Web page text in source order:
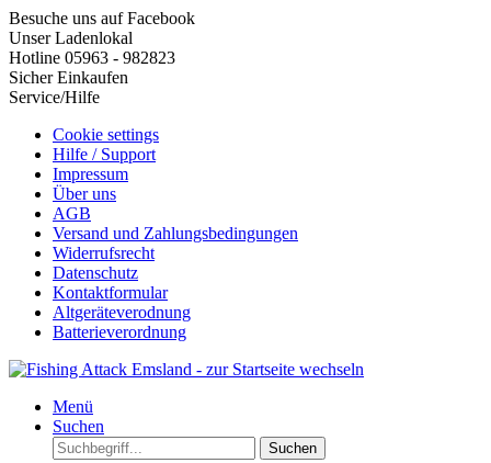
Besuche uns auf Facebook
Unser Ladenlokal
Hotline 05963 - 982823
Sicher Einkaufen
Service/Hilfe
Cookie settings
Hilfe / Support
Impressum
Über uns
AGB
Versand und Zahlungsbedingungen
Widerrufsrecht
Datenschutz
Kontaktformular
Altgeräteverodnung
Batterieverordnung
Menü
Suchen
Suchen